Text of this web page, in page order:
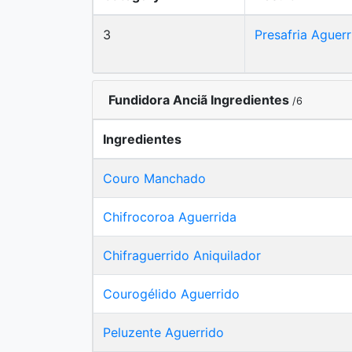
3 Presafria
Fundidora Anciã Ingredientes /6
Ingredientes
Couro Manchado
Chifrocoroa Aguerrida
Chifraguerrido Aniquilador
Courogélido Aguerrido
Peluzente Aguerrido